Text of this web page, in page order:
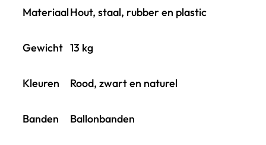
MateriaalHout, staal, rubber en plastic
Gewicht 13 kg
Kleuren Rood, zwart en naturel
Banden Ballonbanden